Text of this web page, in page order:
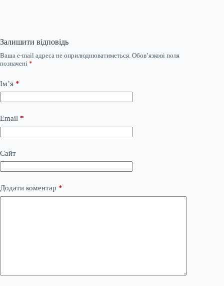
Залишити відповідь
Ваша e-mail адреса не оприлюднюватиметься. Обов’язкові поля
позначені *
Ім’я *
Email *
Сайт
Додати коментар *